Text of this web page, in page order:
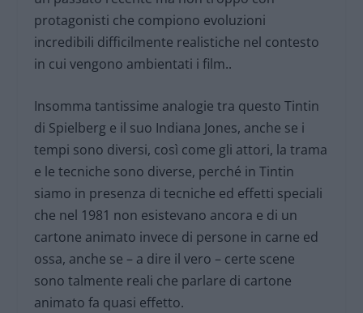
protagonisti che compiono evoluzioni
incredibili difficilmente realistiche nel contesto
in cui vengono ambientati i film..
Insomma tantissime analogie tra questo Tintin
di Spielberg e il suo Indiana Jones, anche se i
tempi sono diversi, così come gli attori, la trama
e le tecniche sono diverse, perché in Tintin
siamo in presenza di tecniche ed effetti speciali
che nel 1981 non esistevano ancora e di un
cartone animato invece di persone in carne ed
ossa, anche se – a dire il vero – certe scene
sono talmente reali che parlare di cartone
animato fa quasi effetto.